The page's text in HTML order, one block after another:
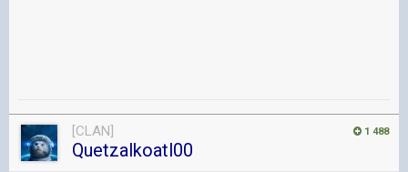
1 488
[CLAN]
Quetzalkoatl00